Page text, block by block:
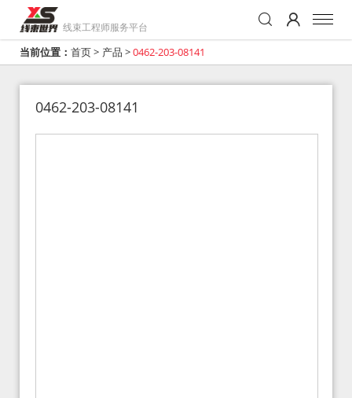
线束工程师服务平台
当前位置： 首页> 产品 >0462-203-08141
0462-203-08141